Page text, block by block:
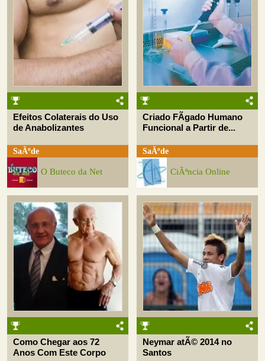
Efeitos Colaterais do Uso
de Anabolizantes
SaÃºde
O Buteco da Net
Criado FÃ­gado Humano
Funcional a Partir de...
SaÃºde
CiÃªncia Online
Como Chegar aos 72
Anos Com Este Corpo
Neymar atÃ© 2014 no
Santos